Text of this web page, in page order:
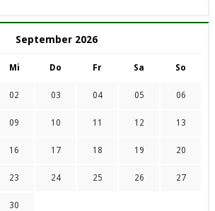
September 2026
Mi Do Fr Sa So
02 03 04 05 06
09 10 11 12 13
16 17 18 19 20
23 24 25 26 27
30